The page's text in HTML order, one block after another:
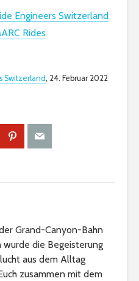
Engineers Switzerland
Rides
Switzerland, 24. Februar 2022
Grand-Canyon-Bahn
wurde die Begeisterung
aus dem Alltag
zusammen mit dem